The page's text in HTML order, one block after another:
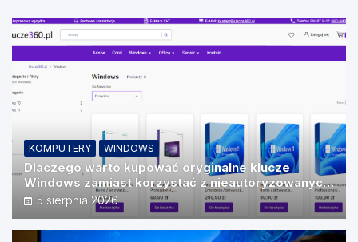
KOMPUTERY WINDOWS
Dlaczego warto kupować oryginalne klucze
Windows zamiast korzystać z nieautoryzowanych
źródeł?
5 sierpnia 2026